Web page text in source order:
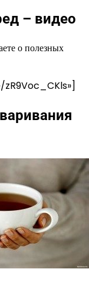
– видео
о полезных